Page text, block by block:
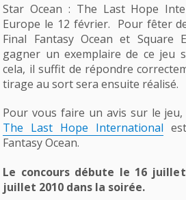
Star Ocean : The Last Hope
Europe le 12 février. Pour fêter
Final Fantasy Ocean et Square
gagner un exemplaire de ce jeu
cela, il suffit de répondre
tirage au sort sera ensuite réalisé.
Pour vous faire un avis sur le
The Last Hope International
Fantasy Ocean.
Le concours débute le 16
juillet 2010 dans la soirée.